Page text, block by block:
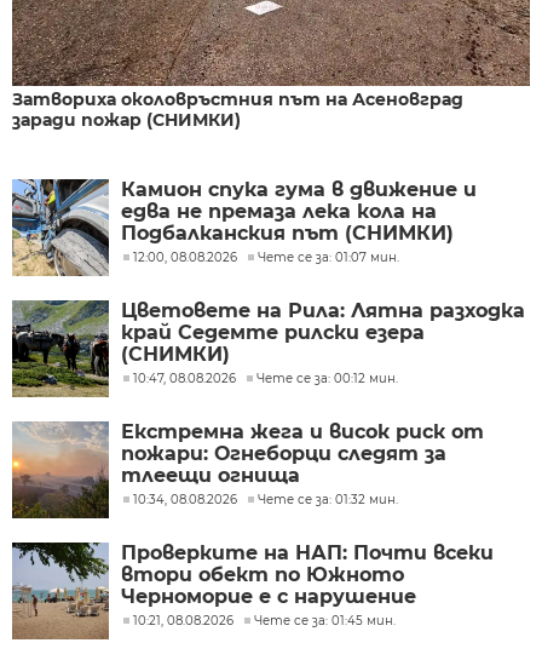
Затвориха околовръстния път на Асеновград
заради пожар (СНИМКИ)
Камион спука гума в движение и
едва не премаза лека кола на
Подбалканския път (СНИМКИ)
12:00, 08.08.2026 Чете се за: 01:07 мин.
Цветовете на Рила: Лятна разходка
край Седемте рилски езера
(СНИМКИ)
10:47, 08.08.2026 Чете се за: 00:12 мин.
Екстремна жега и висок риск от
пожари: Огнеборци следят за
тлеещи огнища
10:34, 08.08.2026 Чете се за: 01:32 мин.
Проверките на НАП: Почти всеки
втори обект по Южното
Черноморие е с нарушение
10:21, 08.08.2026 Чете се за: 01:45 мин.